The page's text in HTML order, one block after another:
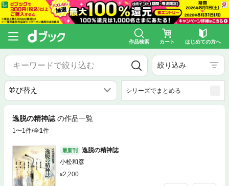
作品検索 カート はじめての方へ
絞り込み
シリーズでまとめる
逸脱の精神誌 の作品一覧
1〜1件/全1件
最新刊
逸脱の精神誌
小松和彦
2,200